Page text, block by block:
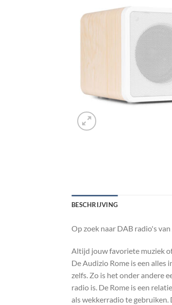
BESCHRIJVING
Op zoek naar DAB radio's
Altijd jouw favoriete muziek
De Audizio Rome is een
zelfs. Zo is het onder andere
radio is. De Rome is een
als wekkerradio te